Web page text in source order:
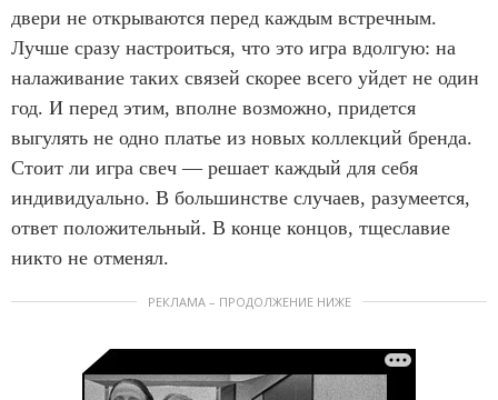
двери не открываются перед каждым встречным.
Лучше сразу настроиться, что это игра вдолгую: на
налаживание таких связей скорее всего уйдет не один
год. И перед этим, вполне возможно, придется
выгулять не одно платье из новых коллекций бренда.
Стоит ли игра свеч — решает каждый для себя
индивидуально. В большинстве случаев, разумеется,
ответ положительный. В конце концов, тщеславие
никто не отменял.
РЕКЛАМА – ПРОДОЛЖЕНИЕ НИЖЕ